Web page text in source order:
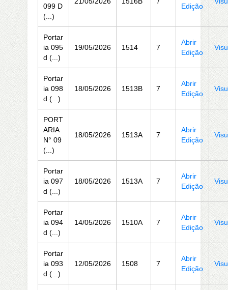
099 D
(...)
Edição
Portar
ia 095
d (...)
19/05/2026 1514 7
Abrir
Edição
Portar
ia 098
d (...)
18/05/2026 1513B 7
Abrir
Edição
PORT
ARIA
N° 09
(...)
18/05/2026 1513A 7
Abrir
Edição
Portar
ia 097
d (...)
18/05/2026 1513A 7
Abrir
Edição
Portar
ia 094
d (...)
14/05/2026 1510A 7
Abrir
Edição
Portar
ia 093
d (...)
12/05/2026 1508 7
Abrir
Edição